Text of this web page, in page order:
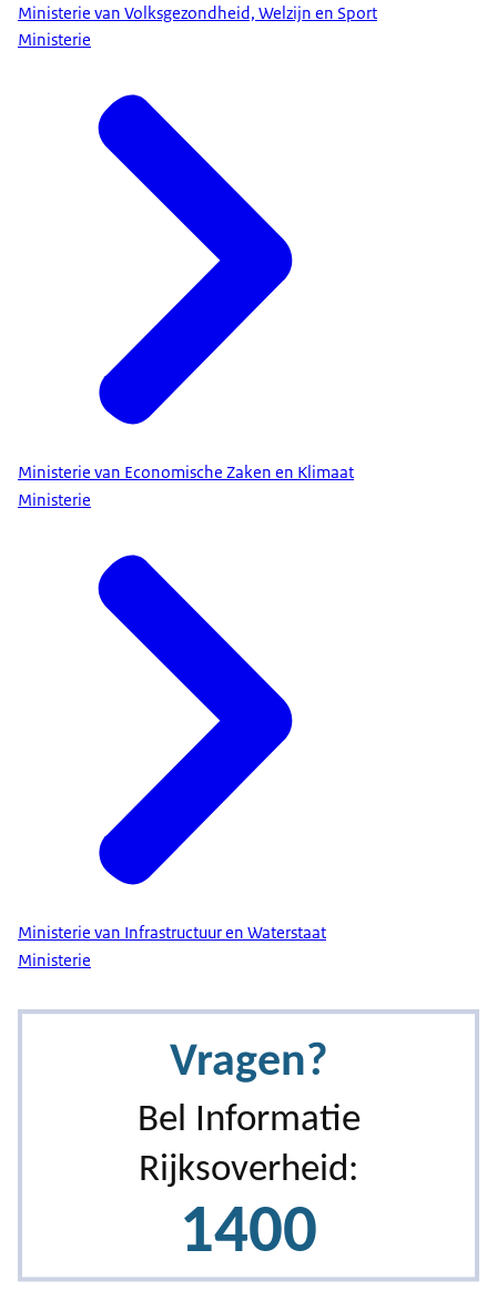
Ministerie van Volksgezondheid, Welzijn en Sport
Ministerie
Ministerie van Economische Zaken en Klimaat
Ministerie
Ministerie van Infrastructuur en Waterstaat
Ministerie